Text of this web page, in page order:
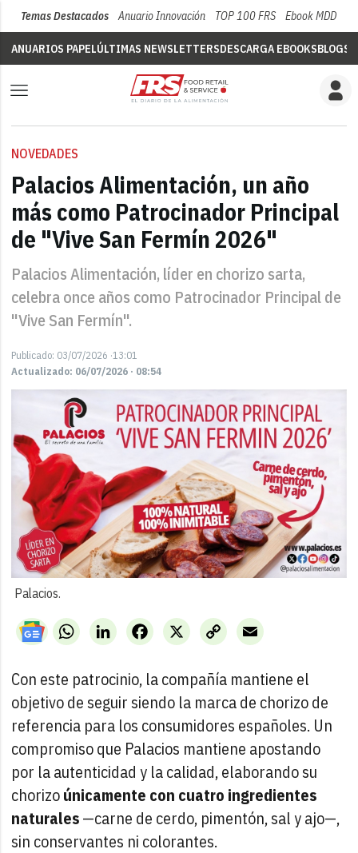
Temas Destacados Anuario Innovación TOP 100 FRS Ebook MDD
ANUARIOS PAPELÚLTIMAS NEWSLETTERSDESCARGA EBOOKSBLOGS
NOVEDADES
Palacios Alimentación, un año
más como Patrocinador Principal
de "Vive San Fermín 2026"
Palacios Alimentación, líder en chorizo sarta,
celebra once años como Patrocinador Principal de
"Vive San Fermín".
Publicado: 03/07/2026 ·13:01
Actualizado: 06/07/2026 · 08:54
WhatsAppLinkedIn X
Facebook
Copy
Link
Email
Palacios.
Con este patrocinio, la compañía mantiene el
objetivo de seguir siendo la marca de chorizo de
referencia para los consumidores españoles. Un
compromiso que Palacios mantiene apostando
por la autenticidad y la calidad, elaborando su
chorizoúnicamente con cuatro ingredientes
naturales—carne de cerdo, pimentón, sal y ajo—,
sin conservantes ni colorantes.